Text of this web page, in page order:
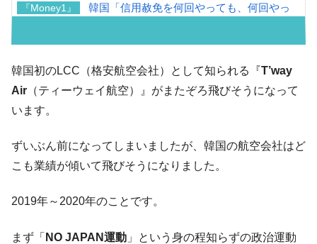
『Money1』
韓国「信用赦免を何回やっても、何回やっ
『Money1』
韓国K9専用砲弾･装薬自動供給装甲車両･珍
兵器「K10」が改良に乗り出す。
体だけで410億ドル、輸出全体の41％もある
『Money1』
韓国･李在明「青年層の雇用状況が悪い。せ
や、若者に起業させよう」⇒ どんな雇用対策だソレ。
ル。外平債の発行「19.4億ドル」
ーにウソのデータを入力したのは明白だ」
韓国初のLCC（格安航空会社）として知られる『T’way
Air （ティーウェイ航空）』がまたぞろ飛びそうになって
います。
ずいぶん前になってしまいましたが、韓国の航空会社はど
こも業績が傾いて飛びそうになりました。
2019年～2020年のことです。
まず「 NO JAPAN運動 」という身の程知らずの政治運動